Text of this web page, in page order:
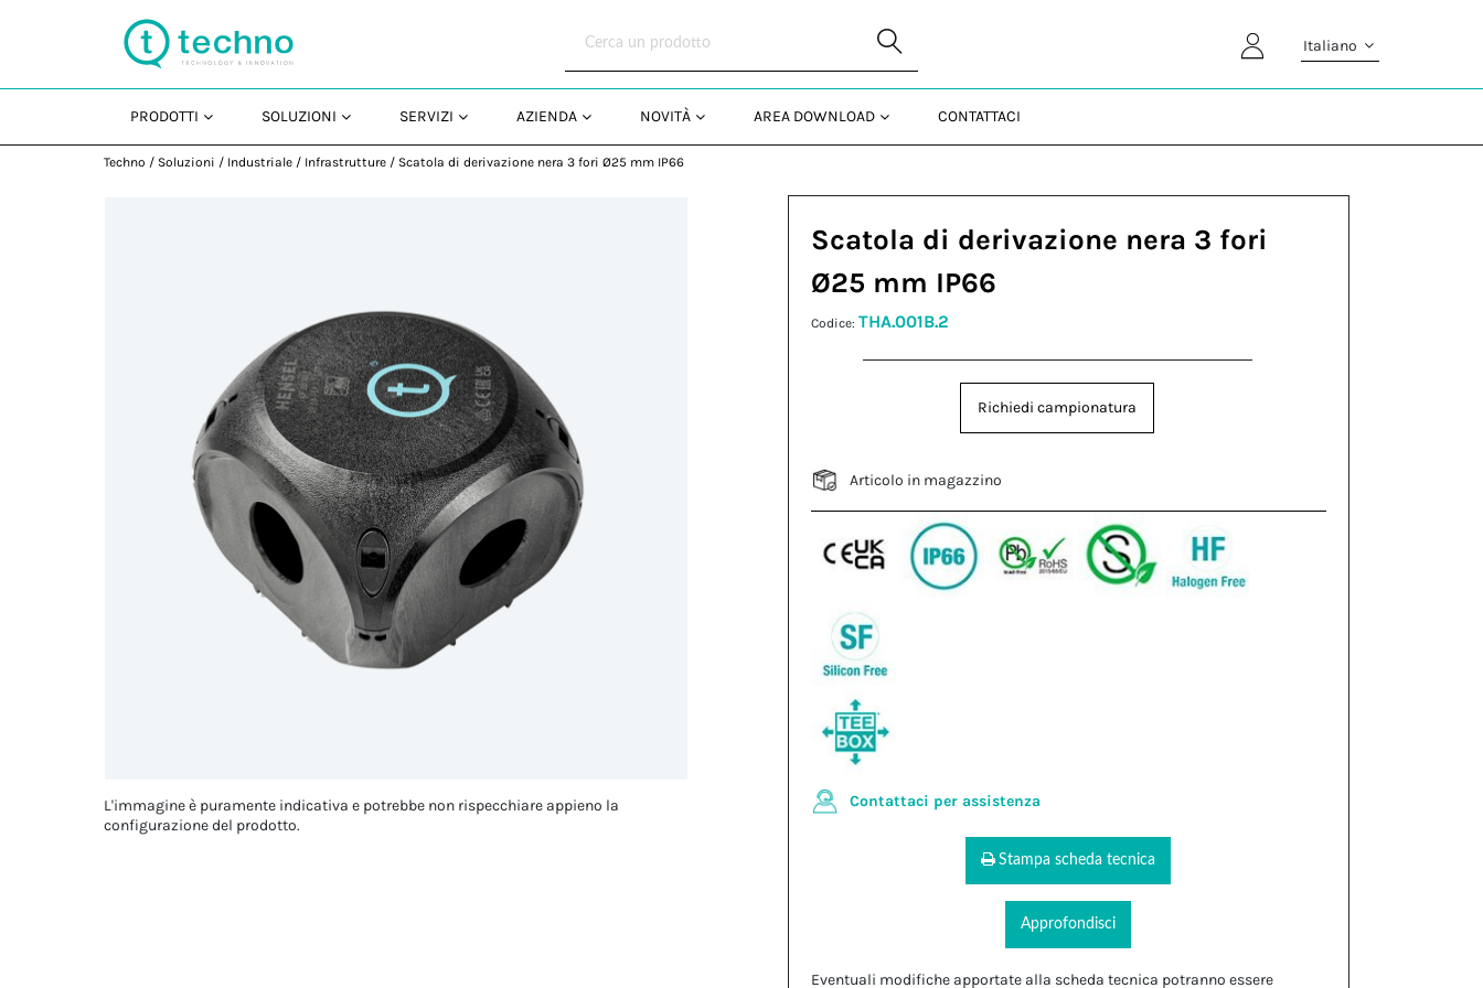
Italiano
PRODOTTI SOLUZIONI SERVIZI AZIENDA NOVITÀ AREA DOWNLOAD CONTATTACI
Techno / Soluzioni / Industriale / Infrastrutture / Scatola di derivazione nera 3 fori Ø25 mm IP66
L'immagine è puramente indicativa e potrebbe non rispecchiare appieno la
configurazione del prodotto.
Scatola di derivazione nera 3 fori
Ø25 mm IP66
Codice:THA.001B.2
Richiedi campionatura
Articolo in magazzino
Contattaci per assistenza
Stampa scheda tecnica
Approfondisci
Eventuali modifiche apportate alla scheda tecnica potranno essere